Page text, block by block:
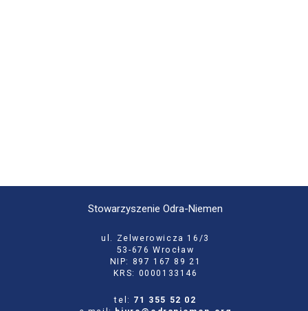
Stowarzyszenie Odra-Niemen
ul. Zelwerowicza 16/3
53-676 Wrocław
NIP: 897 167 89 21
KRS: 0000133146
tel: 71 355 52 02